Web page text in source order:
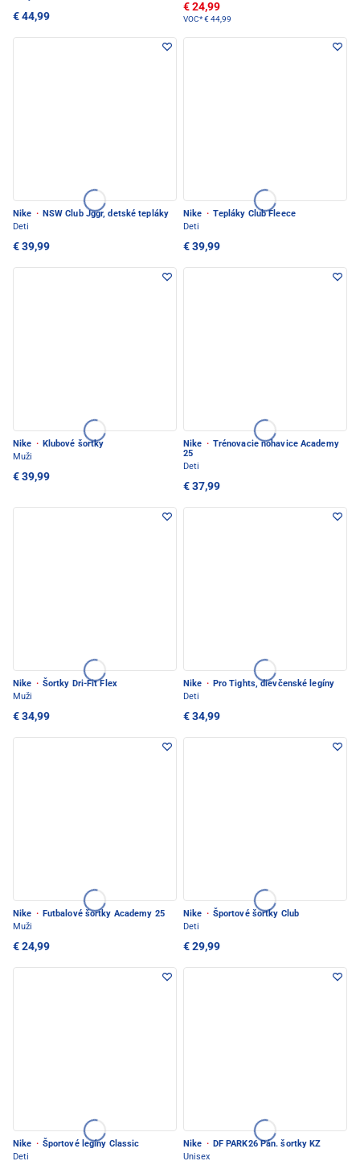
€ 44,99
€ 24,99
VOC*€ 44,99
Nike · NSW Club Jggr, detské tepláky
Deti
€ 39,99
Nike · Tepláky Club Fleece
Deti
€ 39,99
Nike · Klubové šortky
Muži
€ 39,99
Nike · Trénovacie nohavice Academy
25
Deti
€ 37,99
Nike · Šortky Dri-Fit Flex
Muži
€ 34,99
Nike · Pro Tights, dievčenské legíny
Deti
€ 34,99
Nike · Futbalové šortky Academy 25
Muži
€ 24,99
Nike · Športové šortky Club
Deti
€ 29,99
Nike · Športové legíny Classic
Deti
Nike · DF PARK26 Pán. šortky KZ
Unisex